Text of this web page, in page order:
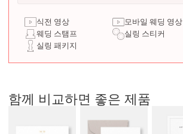
식전 영상
모바일 웨딩 영상
웨딩 스탬프
실링 스티커
실링 패키지
함께 비교하면 좋은 제품